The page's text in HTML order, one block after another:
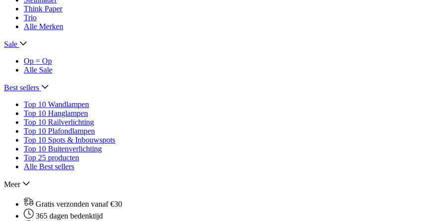
Think Paper
Trio
Alle Merken
Sale
Op = Op
Alle Sale
Best sellers
Top 10 Wandlampen
Top 10 Hanglampen
Top 10 Railverlichting
Top 10 Plafondlampen
Top 10 Spots & Inbouwspots
Top 10 Buitenverlichting
Top 25 producten
Alle Best sellers
Meer
Gratis verzonden vanaf €30
365 dagen bedenktijd